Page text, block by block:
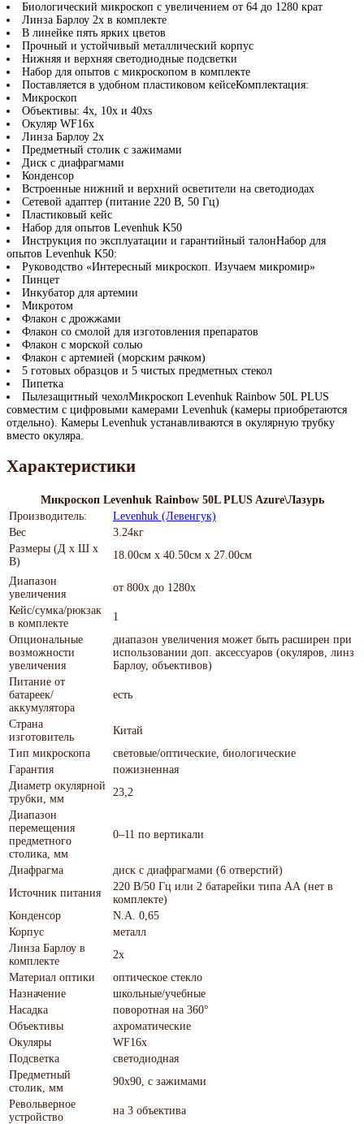
Биологический микроскоп с увеличением от 64 до 1280 крат
Линза Барлоу 2x в комплекте
В линейке пять ярких цветов
Прочный и устойчивый металлический корпус
Нижняя и верхняя светодиодные подсветки
Набор для опытов с микроскопом в комплекте
Поставляется в удобном пластиковом кейсеКомплектация:
Микроскоп
Объективы: 4х, 10х и 40хs
Окуляр WF16х
Линза Барлоу 2x
Предметный столик с зажимами
Диск с диафрагмами
Конденсор
Встроенные нижний и верхний осветители на светодиодах
Сетевой адаптер (питание 220 В, 50 Гц)
Пластиковый кейс
Набор для опытов Levenhuk K50
Инструкция по эксплуатации и гарантийный талонНабор для
опытов Levenhuk K50:
Руководство «Интересный микроскоп. Изучаем микромир»
Пинцет
Инкубатор для артемии
Микротом
Флакон с дрожжами
Флакон со смолой для изготовления препаратов
Флакон с морской солью
Флакон с артемией (морским рачком)
5 готовых образцов и 5 чистых предметных стекол
Пипетка
Пылезащитный чехолМикроскоп Levenhuk Rainbow 50L PLUS
совместим с цифровыми камерами Levenhuk (камеры приобретаются
отдельно). Камеры Levenhuk устанавливаются в окулярную трубку
вместо окуляра.
Характеристики
Микроскоп Levenhuk Rainbow 50L PLUS Azure\Лазурь
Производитель:
Levenhuk (Левенгук)
Вес
3.24кг
Размеры (Д х Ш х
В)
18.00см x 40.50см x 27.00см
Диапазон
увеличения
от 800х до 1280х
Кейс/сумка/рюкзак
в комплекте
1
Опциональные
возможности
увеличения
диапазон увеличения может быть расширен при
использовании доп. аксессуаров (окуляров, линз
Барлоу, объективов)
Питание от
батареек/
аккумулятора
есть
Страна
изготовитель
Китай
Тип микроскопа
световые/оптические, биологические
Гарантия
пожизненная
Диаметр окулярной
трубки, мм
23,2
Диапазон
перемещения
предметного
столика, мм
0–11 по вертикали
Диафрагма
диск с диафрагмами (6 отверстий)
Источник питания
220 В/50 Гц или 2 батарейки типа АА (нет в
комплекте)
Конденсор
N.A. 0,65
Корпус
металл
Линза Барлоу в
комплекте
2x
Материал оптики
оптическое стекло
Назначение
школьные/учебные
Насадка
поворотная на 360°
Объективы
ахроматические
Окуляры
WF16x
Подсветка
светодиодная
Предметный
столик, мм
90x90, с зажимами
Револьверное
устройство
на 3 объектива